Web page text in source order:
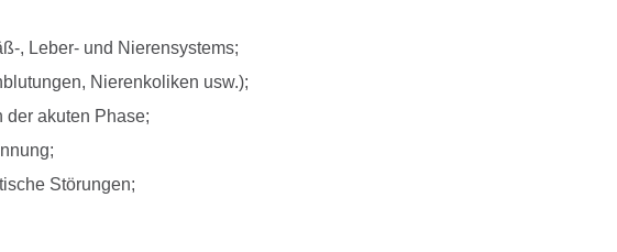
, Leber- und Nierensystems;
Nierenkoliken usw.);
der akuten Phase;
Störungen;